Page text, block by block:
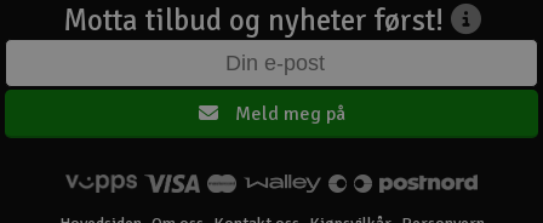
Motta tilbud og nyheter først!
Meld meg på